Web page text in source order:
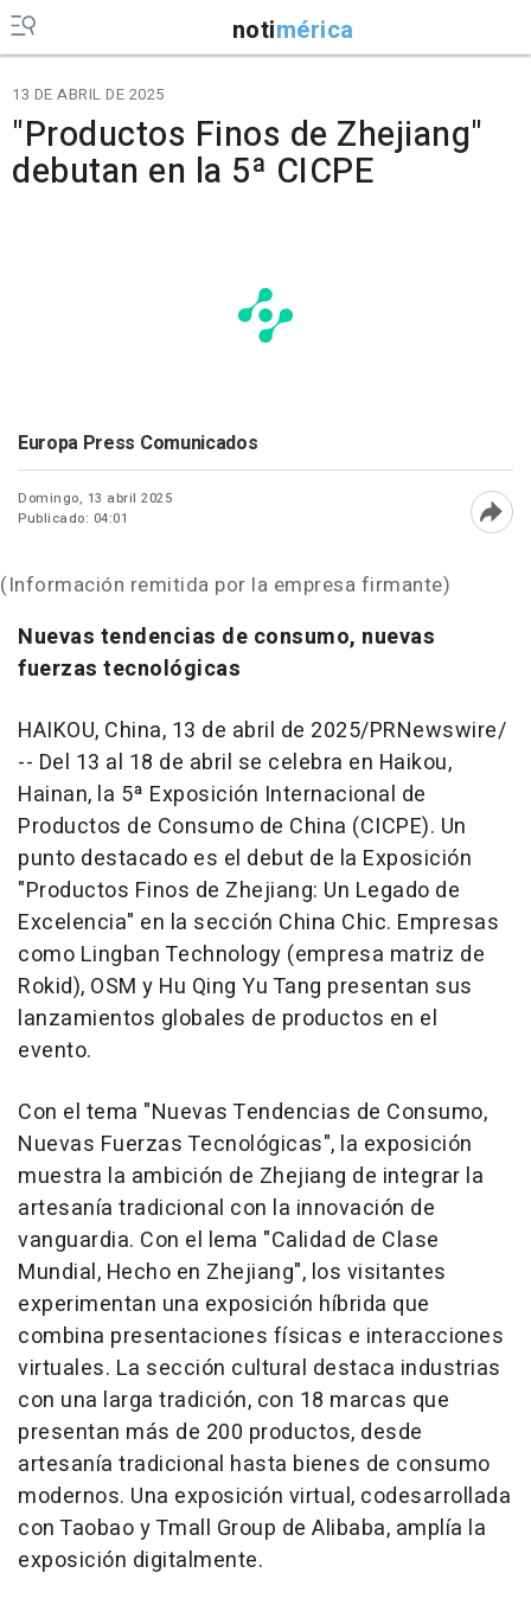
notimérica
13 DE ABRIL DE 2025
"Productos Finos de Zhejiang"
debutan en la 5ª CICPE
Europa Press Comunicados
Domingo, 13 abril 2025
Publicado: 04:01
(Información remitida por la empresa firmante)
Nuevas tendencias de consumo, nuevas
fuerzas tecnológicas
HAIKOU, China, 13 de abril de 2025/PRNewswire/
-- Del 13 al 18 de abril se celebra en Haikou,
Hainan, la 5ª Exposición Internacional de
Productos de Consumo de China (CICPE). Un
punto destacado es el debut de la Exposición
"Productos Finos de Zhejiang: Un Legado de
Excelencia" en la sección China Chic. Empresas
como Lingban Technology (empresa matriz de
Rokid), OSM y Hu Qing Yu Tang presentan sus
lanzamientos globales de productos en el
evento.
Con el tema "Nuevas Tendencias de Consumo,
Nuevas Fuerzas Tecnológicas", la exposición
muestra la ambición de Zhejiang de integrar la
artesanía tradicional con la innovación de
vanguardia. Con el lema "Calidad de Clase
Mundial, Hecho en Zhejiang", los visitantes
experimentan una exposición híbrida que
combina presentaciones físicas e interacciones
virtuales. La sección cultural destaca industrias
con una larga tradición, con 18 marcas que
presentan más de 200 productos, desde
artesanía tradicional hasta bienes de consumo
modernos. Una exposición virtual, codesarrollada
con Taobao y Tmall Group de Alibaba, amplía la
exposición digitalmente.